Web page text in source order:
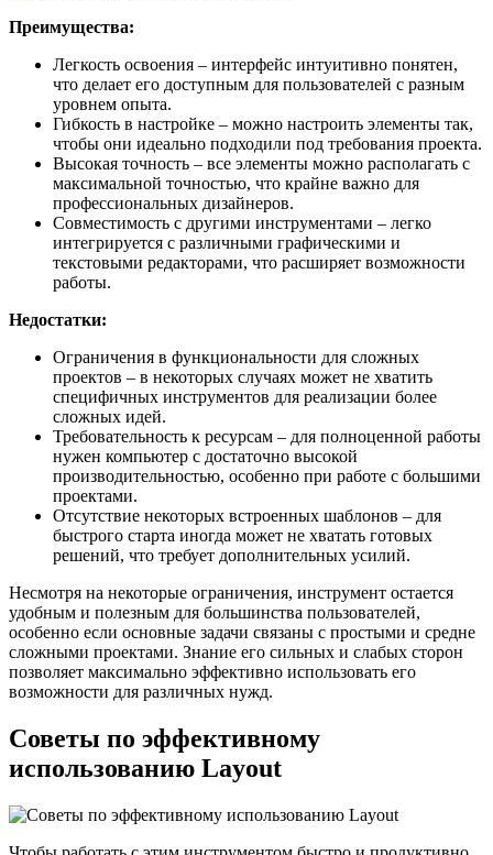
Преимущества:
Легкость освоения – интерфейс интуитивно понятен,
что делает его доступным для пользователей с разным
уровнем опыта.
Гибкость в настройке – можно настроить элементы так,
чтобы они идеально подходили под требования проекта.
Высокая точность – все элементы можно располагать с
максимальной точностью, что крайне важно для
профессиональных дизайнеров.
Совместимость с другими инструментами – легко
интегрируется с различными графическими и
текстовыми редакторами, что расширяет возможности
работы.
Недостатки:
Ограничения в функциональности для сложных
проектов – в некоторых случаях может не хватить
специфичных инструментов для реализации более
сложных идей.
Требовательность к ресурсам – для полноценной работы
нужен компьютер с достаточно высокой
производительностью, особенно при работе с большими
проектами.
Отсутствие некоторых встроенных шаблонов – для
быстрого старта иногда может не хватать готовых
решений, что требует дополнительных усилий.
Несмотря на некоторые ограничения, инструмент остается
удобным и полезным для большинства пользователей,
особенно если основные задачи связаны с простыми и средне
сложными проектами. Знание его сильных и слабых сторон
позволяет максимально эффективно использовать его
возможности для различных нужд.
Советы по эффективному
использованию Layout